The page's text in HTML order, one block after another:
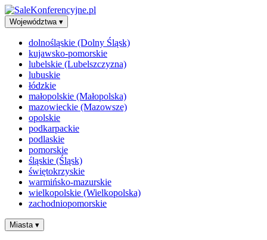
Województwa ▾
dolnośląskie (Dolny Śląsk)
kujawsko-pomorskie
lubelskie (Lubelszczyzna)
lubuskie
łódzkie
małopolskie (Małopolska)
mazowieckie (Mazowsze)
opolskie
podkarpackie
podlaskie
pomorskie
śląskie (Śląsk)
świętokrzyskie
warmińsko-mazurskie
wielkopolskie (Wielkopolska)
zachodniopomorskie
Miasta ▾